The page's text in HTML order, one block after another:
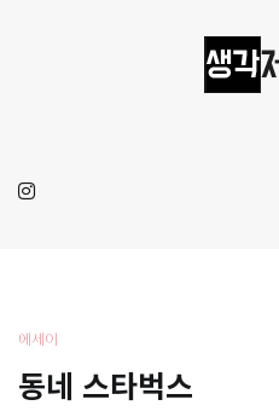
에세이
동네 스타벅스